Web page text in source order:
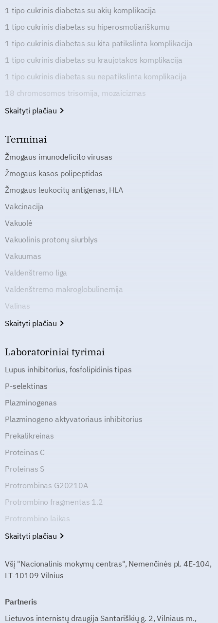
1 tipo cukrinis diabetas su akių komplikacija
1 tipo cukrinis diabetas su hiperosmoliariškumu
1 tipo cukrinis diabetas su kita patikslinta komplikacija
1 tipo cukrinis diabetas su kraujotakos komplikacija
1 tipo cukrinis diabetas su nepatikslinta komplikacija
18 chromosomos trisomija, mozaicizmas
Skaityti plačiau
Terminai
Žmogaus imunodeficito virusas
Žmogaus kasos polipeptidas
Žmogaus leukocitų antigenas, HLA
Vakcinacija
Vakuolė
Vakuolinis protonų siurblys
Vakuumas
Valdenštremo liga
Valdenštremo makroglobulinemija
Valinas
Skaityti plačiau
Laboratoriniai tyrimai
Lupus inhibitorius, fosfolipidinis tipas
P-selektinas
Plazminogenas
Plazminogeno aktyvatoriaus inhibitorius
Prekalikreinas
Proteinas C
Proteinas S
Protrombinas G20210A
Protrombino fragmentas 1.2
Protrombino laikas
Skaityti plačiau
Všį "Nacionalinis mokymų centras", Nemenčinės pl. 4E-104,
LT-10109 Vilnius
Partneris
Lietuvos internistų draugija Santariškių g. 2, Vilniaus m.,